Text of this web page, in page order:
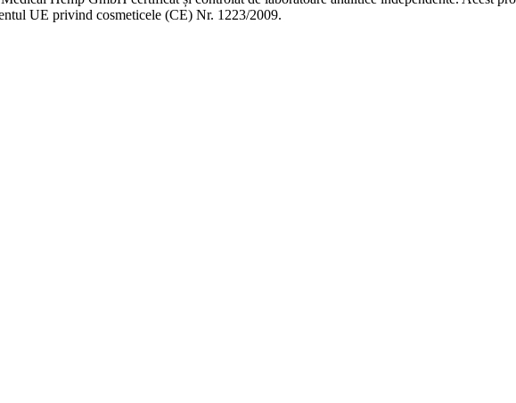
UE privind cosmeticele (CE) Nr. 1223/2009.